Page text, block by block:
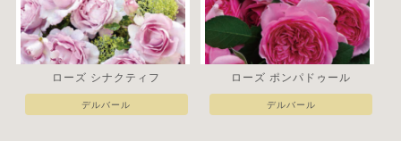
ローズ シナクティフ
デルバール
ローズ ポンパドゥール
デルバール